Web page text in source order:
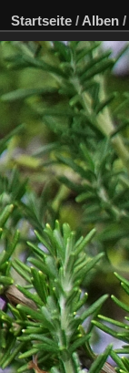
Startseite / Alben /